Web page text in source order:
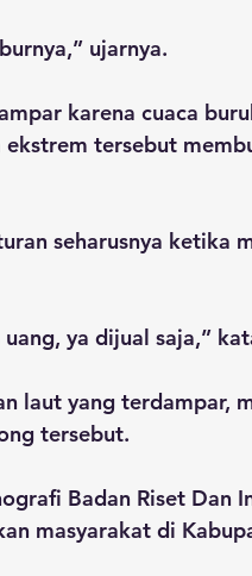
ujarnya.
karena cuaca
tersebut
seharusnya ketika
ya dijual saja,”
laut yang terdampar,
tersebut.
Badan Riset Dan
masyarakat di